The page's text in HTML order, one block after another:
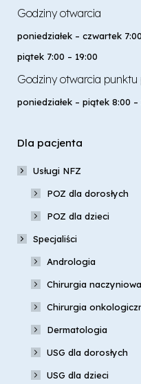
Godziny otwarcia
poniedziałek – czwartek
piątek 7:00 – 19:00
Godziny otwarcia punktu
poniedziałek – piątek 8:00 –
Dla pacjenta
Usługi NFZ
POZ dla dorosłych
POZ dla dzieci
Specjaliści
Andrologia
Chirurgia naczyniowa
Chirurgia
Dermatologia
USG dla dorosłych
USG dla dzieci